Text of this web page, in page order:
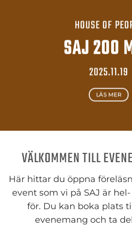
HOUSE OF
SAJ 200
2025.11.19
LÄS MER
VÄLKOMMEN TILL
Här hittar du öppna
event som vi på SAJ är
för. Du kan boka plats
evenemang och ta